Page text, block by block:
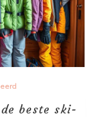
beste ski-